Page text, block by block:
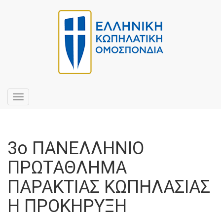
Toggle
navigation
3ο ΠΑΝΕΛΛΗΝΙΟ
ΠΡΩΤΑΘΛΗΜΑ
ΠΑΡΑΚΤΙΑΣ ΚΩΠΗΛΑΣΙΑΣ
Η ΠΡΟΚΗΡΥΞΗ